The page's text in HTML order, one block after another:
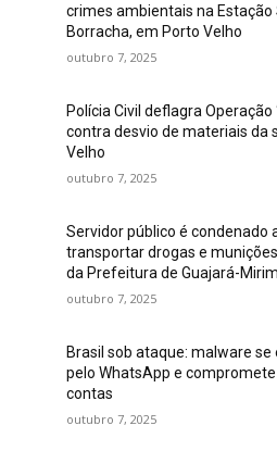
crimes ambientais na Estação
Borracha, em Porto Velho
outubro 7, 2025
Polícia Civil deflagra Operação
contra desvio de materiais da
Velho
outubro 7, 2025
Servidor público é condenado
transportar drogas e
da Prefeitura de Guajará-Mirim
outubro 7, 2025
Brasil sob ataque: malware se
pelo WhatsApp e
contas
outubro 7, 2025